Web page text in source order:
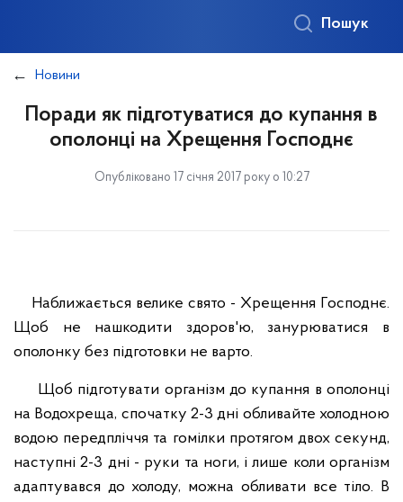
Пошук
Новини
Поради як підготуватися до купання в
ополонці на Хрещення Господнє
Опубліковано 17 січня 2017 року о 10:27
Наближається велике свято - Хрещення Господнє.
Щоб не нашкодити здоров'ю, занурюватися в
ополонку без підготовки не варто.
Щоб підготувати організм до купання в ополонці
на Водохреща, спочатку 2-3 дні обливайте холодною
водою передпліччя та гомілки протягом двох секунд,
наступні 2-3 дні - руки та ноги, і лише коли організм
адаптувався до холоду, можна обливати все тіло. В